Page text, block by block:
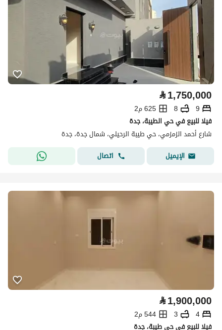
⃁1,750,000
9
8
625 م2
فيلا للبيع في حي الطيبة، جدة
شارع أحمد الزمزمي، حي طيبة الرحيلي، شمال جدة، جدة
الإيميل
اتصال
⃁1,900,000
4
3
544 م2
فيلا للبيع في حي طيبة، جدة